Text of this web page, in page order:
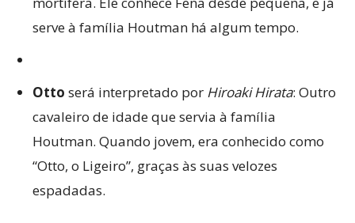
serve à família Houtman há algum tempo.
Otto será interpretado por Hiroaki Hirata: Outro
cavaleiro de idade que servia à família
Houtman. Quando jovem, era conhecido como
“Otto, o Ligeiro”, graças às suas velozes
espadadas.